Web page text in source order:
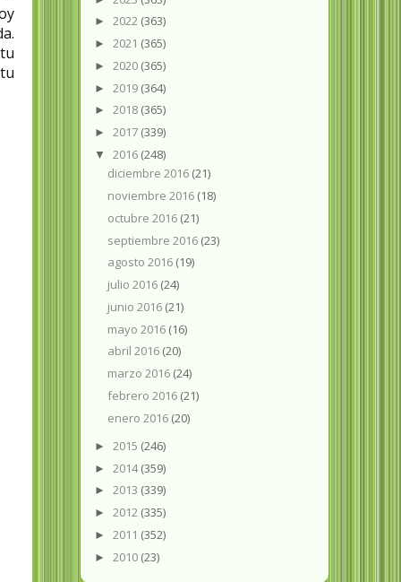
► 2022 (363)
► 2021 (365)
► 2020 (365)
► 2019 (364)
► 2018 (365)
► 2017 (339)
▼ 2016 (248)
diciembre 2016 (21)
noviembre 2016 (18)
octubre 2016 (21)
septiembre 2016 (23)
agosto 2016 (19)
julio 2016 (24)
junio 2016 (21)
mayo 2016 (16)
abril 2016 (20)
marzo 2016 (24)
febrero 2016 (21)
enero 2016 (20)
► 2015 (246)
► 2014(359)
► 2013 (339)
► 2012 (335)
► 2011 (352)
► 2010 (23)